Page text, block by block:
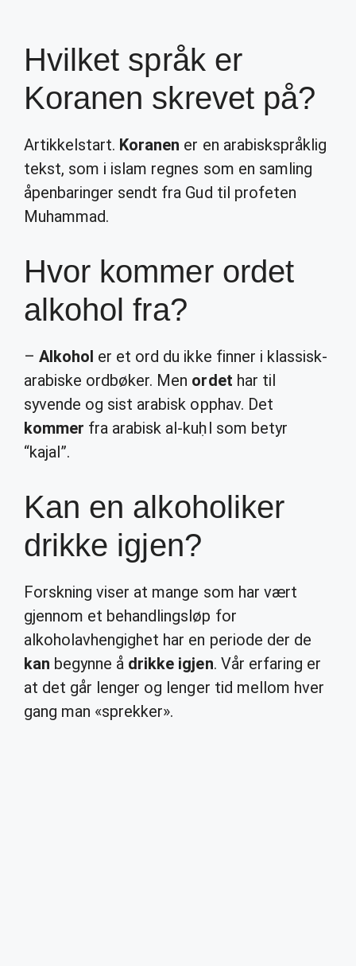
Hvilket språk er
Koranen skrevet på?
Artikkelstart. Koranen er en arabiskspråklig
tekst, som i islam regnes som en samling
åpenbaringer sendt fra Gud til profeten
Muhammad.
Hvor kommer ordet
alkohol fra?
–Alkohol er et ord du ikke finner i klassisk-
arabiske ordbøker. Men ordet har til
syvende og sist arabisk opphav. Det
kommer fra arabisk al-kuḥl som betyr
“kajal”.
Kan en alkoholiker
drikke igjen?
Forskning viser at mange som har vært
gjennom et behandlingsløp for
alkoholavhengighet har en periode der de
kan begynne å drikke igjen. Vår erfaring er
at det går lenger og lenger tid mellom hver
gang man «sprekker».